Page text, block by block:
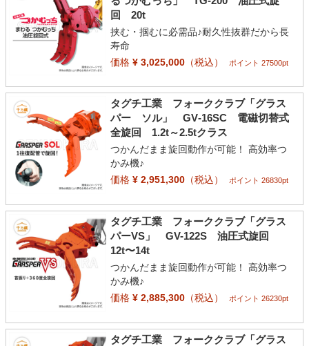
回 20t
挟む・掴むに必需品♪耐久性抜群だから長
寿命
価格¥ 3,025,000（税込） ポイント 27500pt
タグチ工業 フォーククラブ「グラス
パー ソル」 GV‐16SC 電磁切替式
全旋回 1.2t～2.5tクラス
つかんだまま旋回動作が可能！ 高効率つ
かみ機♪
価格¥ 2,951,300（税込） ポイント 26830pt
タグチ工業 フォーククラブ「グラス
パーVS」 GV-122S 油圧式旋回
12t〜14t
つかんだまま旋回動作が可能！ 高効率つ
かみ機♪
価格¥ 2,885,300（税込） ポイント 26230pt
タグチ工業 フォーククラブ「グラス